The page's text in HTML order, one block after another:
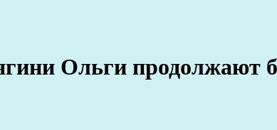
Ольги продолжают